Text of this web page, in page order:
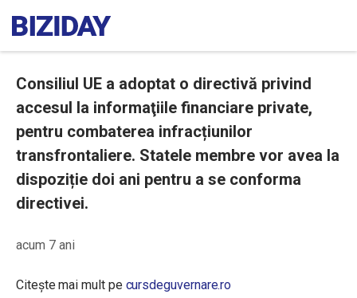
Consiliul UE a adoptat o directivă privind
accesul la informaţiile financiare private,
pentru combaterea infracțiunilor
transfrontaliere. Statele membre vor avea la
dispoziție doi ani pentru a se conforma
directivei.
acum 7 ani
Citește mai mult pe cursdeguvernare.ro